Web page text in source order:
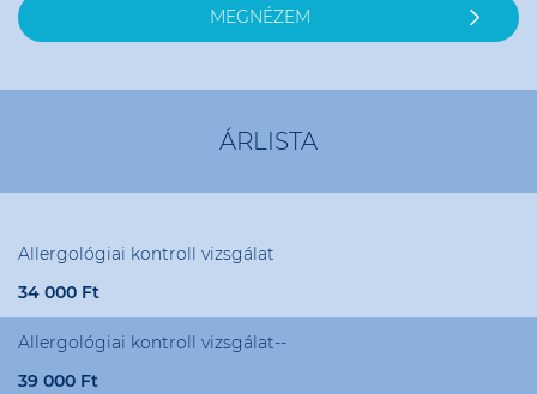
MEGNÉZEM
ÁRLISTA
Allergológiai kontroll vizsgálat
34 000 Ft
Allergológiai kontroll vizsgálat--
39 000 Ft